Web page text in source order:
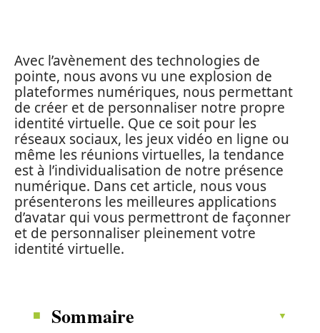
Avec l’avènement des technologies de
pointe, nous avons vu une explosion de
plateformes numériques, nous permettant
de créer et de personnaliser notre propre
identité virtuelle. Que ce soit pour les
réseaux sociaux, les jeux vidéo en ligne ou
même les réunions virtuelles, la tendance
est à l’individualisation de notre présence
numérique. Dans cet article, nous vous
présenterons les meilleures applications
d’avatar qui vous permettront de façonner
et de personnaliser pleinement votre
identité virtuelle.
Sommaire